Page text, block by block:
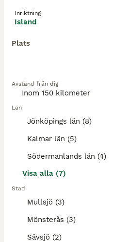
Inriktning
Island
Plats
Avstånd från dig
Län
Jönköpings län (8)
Kalmar län (5)
Södermanlands län (4)
Visa alla (7)
Stad
Mullsjö (3)
Mönsterås (3)
Sävsjö (2)